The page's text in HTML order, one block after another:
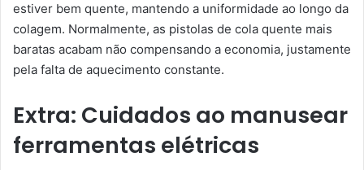
estiver bem quente, mantendo a uniformidade ao longo da
colagem. Normalmente, as pistolas de cola quente mais
baratas acabam não compensando a economia, justamente
pela falta de aquecimento constante.
Extra: Cuidados ao manusear
ferramentas elétricas